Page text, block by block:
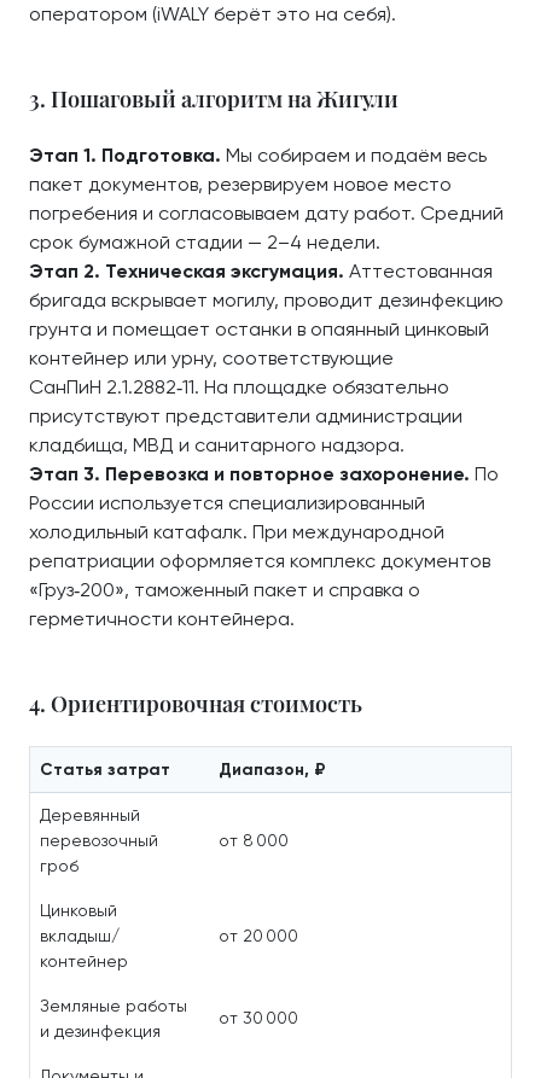
оператором (iWALY берёт это на себя).
3. Пошаговый алгоритм на Жигули
Этап 1. Подготовка. Мы собираем и подаём весь
пакет документов, резервируем новое место
погребения и согласовываем дату работ. Средний
срок бумажной стадии — 2–4 недели.
Этап 2. Техническая эксгумация. Аттестованная
бригада вскрывает могилу, проводит дезинфекцию
грунта и помещает останки в опаянный цинковый
контейнер или урну, соответствующие
СанПиН 2.1.2882‑11. На площадке обязательно
присутствуют представители администрации
кладбища, МВД и санитарного надзора.
Этап 3. Перевозка и повторное захоронение. По
России используется специализированный
холодильный катафалк. При международной
репатриации оформляется комплекс документов
«Груз‑200», таможенный пакет и справка о
герметичности контейнера.
4. Ориентировочная стоимость
Статья затрат Диапазон, ₽
Деревянный
перевозочный
гроб
от 8 000
Цинковый
вкладыш/
контейнер
от 20 000
Земляные работы
и дезинфекция
от 30 000